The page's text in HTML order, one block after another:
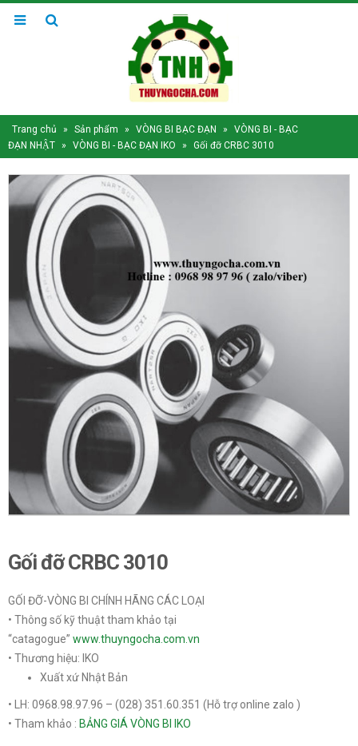
Trang chủ » Sản phẩm » VÒNG BI BẠC ĐẠN »
VÒNG BI - BẠC
ĐẠN NHẬT » VÒNG BI - BẠC ĐẠN IKO » Gối đỡ CRBC 3010
Gối đỡ CRBC 3010
GỐI ĐỠ-VÒNG BI CHÍNH HÃNG CÁC LOẠI
• Thông số kỹ thuật tham khảo tại
“catagogue” www.thuyngocha.com.vn
• Thương hiệu: IKO
Xuất xứ Nhật Bản
• LH: 0968.98.97.96 – (028) 351.60.351 (Hỗ trợ online zalo )
• Tham khảo : BẢNG GIÁ VÒNG BI IKO